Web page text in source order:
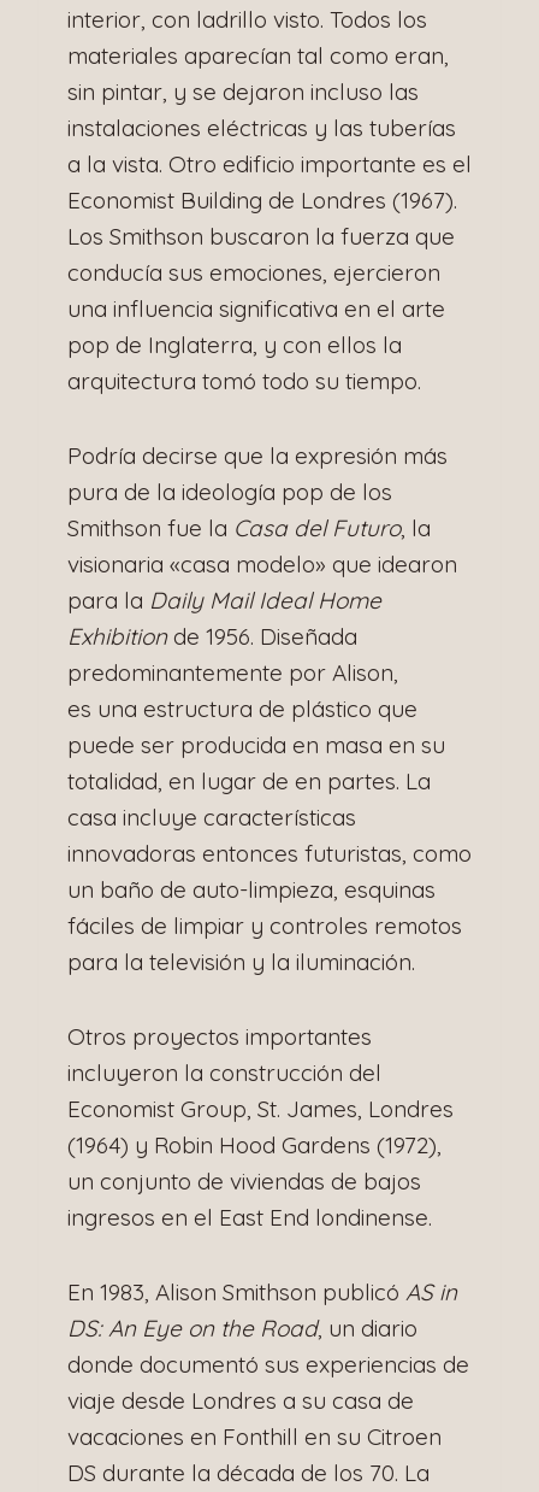
interior, con ladrillo visto. Todos los
materiales aparecían tal como eran,
sin pintar, y se dejaron incluso las
instalaciones eléctricas y las tuberías
a la vista. Otro edificio importante es el
Economist Building de Londres (1967).
Los Smithson buscaron la fuerza que
conducía sus emociones, ejercieron
una influencia significativa en el arte
pop de Inglaterra, y con ellos la
arquitectura tomó todo su tiempo.
Podría decirse que la expresión más
pura de la ideología pop de los
Smithson fue la Casa del Futuro, la
visionaria «casa modelo» que idearon
para la Daily Mail Ideal Home
Exhibitionde 1956. Diseñada
predominantemente por Alison,
es una estructura de plástico que
puede ser producida en masa en su
totalidad, en lugar de en partes. La
casa incluye características
innovadoras entonces futuristas, como
un baño de auto-limpieza, esquinas
fáciles de limpiar y controles remotos
para la televisión y la iluminación.
Otros proyectos importantes
incluyeron la construcción del
Economist Group, St. James, Londres
(1964) y Robin Hood Gardens (1972),
un conjunto de viviendas de bajos
ingresos en el East End londinense.
En 1983, Alison Smithson publicó AS in
DS: An Eye on the Road, un diario
donde documentó sus experiencias de
viaje desde Londres a su casa de
vacaciones en Fonthill en su Citroen
DS durante la década de los 70. La